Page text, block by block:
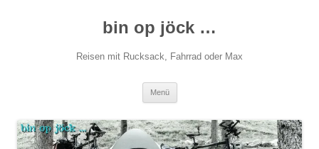
bin op jöck …
Reisen mit Rucksack, Fahrrad oder Max
Menü